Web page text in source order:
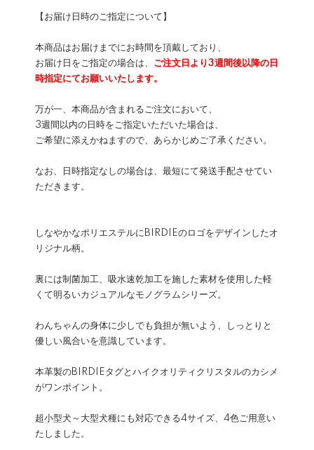
【お届け日時のご指定について】
本商品はお届けまでにお時間を頂戴しており、
お届け日をご指定の場合は、 ご注文日より3週間後以降の日
時指定にてお願いいたします。
万が一、本商品が含まれるご注文において、
3週間以内の日時をご指定いただいた場合は、
ご希望に添えかねますので、あらかじめご了承ください。
なお、日時指定なしの場合は、最短にて発送手配させてい
ただきます。
しなやかなポリエステルにBIRDIEのロゴをデザインしたオ
リジナル柄。
裏には制菌加工、吸水速乾加工を施した素材を使用した軽
くて明るいカジュアルなモノグラムシリーズ。
わんちゃんの身体に少しでも負担が無いよう、しっとりと
優しい風合いを意識しています。
本革製のBIRDIEタグとハイクオリティクリスタルのカシメ
がワンポイント。
超小型犬～大型犬種にも対応できる4サイズ、4色ご用意い
たしました。